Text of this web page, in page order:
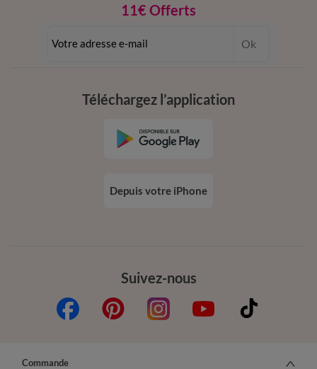
11€ Offerts
dès 20€ d’achat
Ok
Suivez-nous
Téléchargez l’application
Depuis votre iPhone
Commande